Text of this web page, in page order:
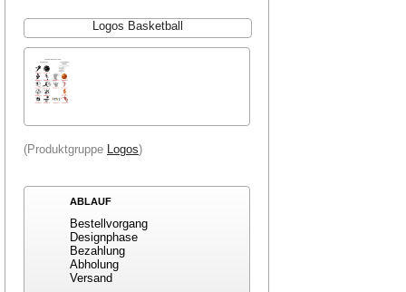
Logos Basketball
(Produktgruppe Logos)
ABLAUF
Bestellvorgang
Designphase
Bezahlung
Abholung
Versand